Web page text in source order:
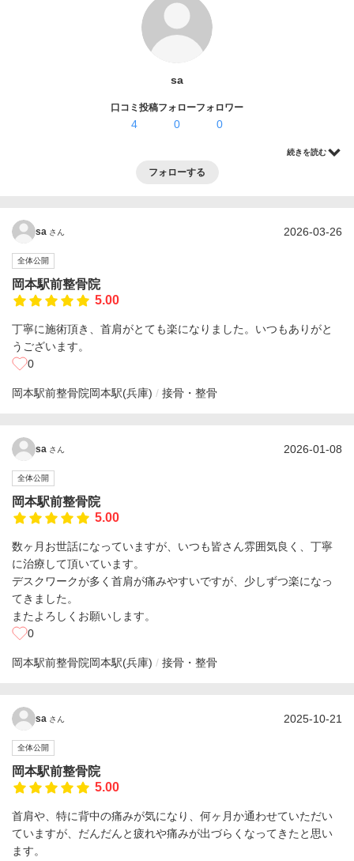
sa
口コミ投稿
4
フォロー
0
フォロワー
0
続きを読む
フォローする
sa さん 2026-03-26
全体公開
岡本駅前整骨院
5.00
丁寧に施術頂き、首肩がとても楽になりました。いつもありがと
うございます。
0
岡本駅前整骨院岡本駅(兵庫) 接骨・整骨
sa さん 2026-01-08
全体公開
岡本駅前整骨院
5.00
数ヶ月お世話になっていますが、いつも皆さん雰囲気良く、丁寧
に治療して頂いています。
デスクワークが多く首肩が痛みやすいですが、少しずつ楽になっ
てきました。
またよろしくお願いします。
0
岡本駅前整骨院岡本駅(兵庫) 接骨・整骨
sa さん 2025-10-21
全体公開
岡本駅前整骨院
5.00
首肩や、特に背中の痛みが気になり、何ヶ月か通わせていただい
ていますが、だんだんと疲れや痛みが出づらくなってきたと思い
ます。